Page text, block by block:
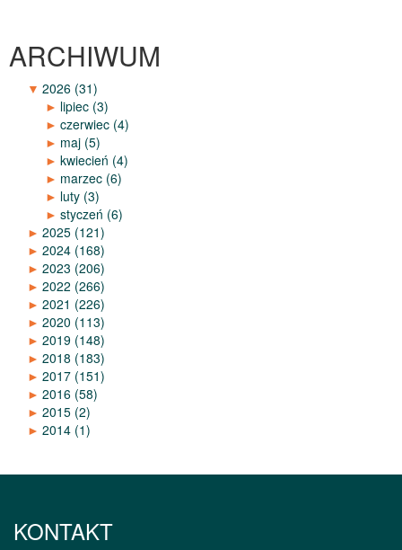
ARCHIWUM
▼ 2026 (31)
► lipiec (3)
► czerwiec (4)
► maj (5)
► kwiecień (4)
► marzec (6)
► luty (3)
► styczeń (6)
► 2025 (121)
► 2024 (168)
► 2023 (206)
► 2022 (266)
► 2021 (226)
► 2020 (113)
► 2019 (148)
► 2018 (183)
► 2017 (151)
► 2016 (58)
► 2015 (2)
► 2014 (1)
KONTAKT